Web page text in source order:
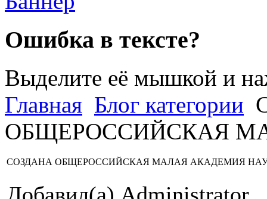
Ошибка в тексте?
Выделите её мышкой и
Главная Блог категории
ОБЩЕРОССИЙСКАЯ
СОЗДАНА ОБЩЕРОССИЙСКАЯ МАЛАЯ АКАДЕМИЯ